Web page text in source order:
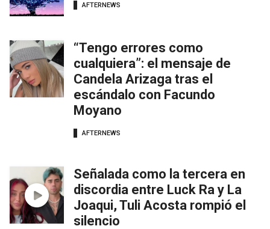
AFTERNEWS
“Tengo errores como
cualquiera”: el mensaje de
Candela Arizaga tras el
escándalo con Facundo
Moyano
AFTERNEWS
Señalada como la tercera en
discordia entre Luck Ra y La
Joaqui, Tuli Acosta rompió el
silencio